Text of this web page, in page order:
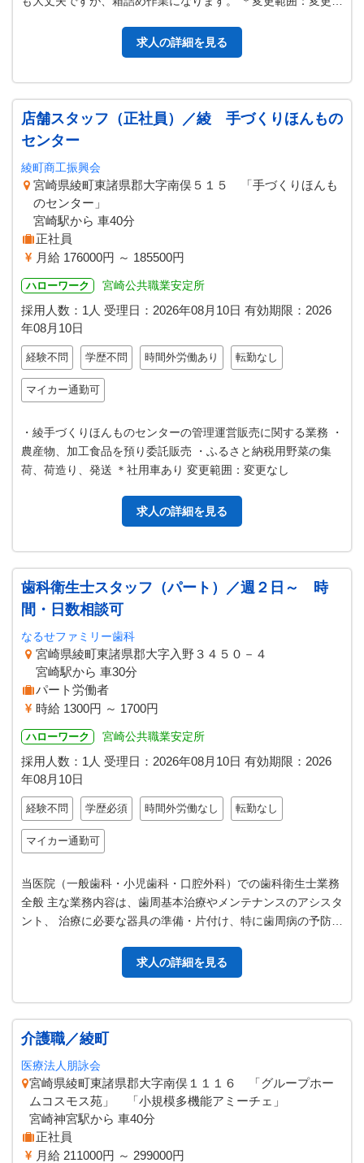
求人の詳細を見る
店舗スタッフ（正社員）／綾 手づくりほんもの
センター
綾町商工振興会
宮崎県綾町東諸県郡大字南俣５１５ 「手づくりほんも
のセンター」
宮崎駅から 車40分
正社員
月給 176000円 ～ 185500円
ハローワーク 宮崎公共職業安定所
採用人数：1人 受理日： 2026年08月10日 有効期限： 2026
年08月10日
経験不問 学歴不問 時間外労働あり 転勤なし
マイカー通勤可
・綾手づくりほんものセンターの管理運営販売に関する業務 ・
農産物、加工食品を預り委託販売 ・ふるさと納税用野菜の集
荷、荷造り、発送 ＊社用車あり 変更範囲：変更なし
求人の詳細を見る
歯科衛生士スタッフ（パート）／週２日～ 時
間・日数相談可
なるせファミリー歯科
宮崎県綾町東諸県郡大字入野３４５０－４
宮崎駅から 車30分
パート労働者
時給 1300円 ～ 1700円
ハローワーク 宮崎公共職業安定所
採用人数：1人 受理日： 2026年08月10日 有効期限： 2026
年08月10日
経験不問 学歴必須 時間外労働なし 転勤なし
マイカー通勤可
当医院（一般歯科・小児歯科・口腔外科）での歯科衛生士業務
全般 主な業務内容は、歯周基本治療やメンテナンスのアシスタ
ント、 治療に必要な器具の準備・片付け、特に歯周病の予防や
求人の詳細を見る
介護職／綾町
医療法人朋詠会
宮崎県綾町東諸県郡大字南俣１１１６ 「グループホー
ムコスモス苑」 「小規模多機能アミーチェ」
宮崎神宮駅から 車40分
正社員
月給 211000円 ～ 299000円